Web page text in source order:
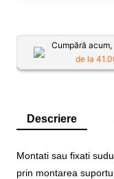
Cumpără
de la
Descriere
Montati sau fixati
prin montarea